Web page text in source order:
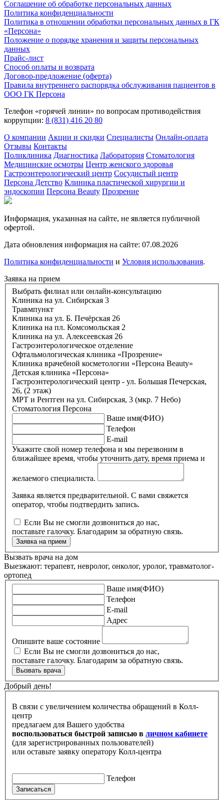
Соглашение об обработке персональных данных
Политика конфиденциальности
Политика в отношении обработки персональных данных в ГК
«Персона»
Положение о порядке хранения и защиты персональных
данных
Прайс-лист
Способ оплаты и возврата
Договор-предложение (оферта)
Правила внутреннего распорядка обслуживания пациентов в
ООО ГК Персона
Телефон «горячей линии» по вопросам противодействия
коррупции: 8 (831) 416 20 80
О компании Акции и скидки Специалисты Онлайн-оплата
Отзывы Контакты
Поликлиника Диагностика Лаборатория Стоматология
Медицинские осмотры Центр женского здоровья
Гастроэнтерологический центр Сосудистый центр
Персона Детство Клиника пластической хирургии и
эндоскопии Персона Beauty Прозрение
Информация, указанная на сайте, не является публичной
офертой.
Дата обновления информация на сайте: 07.08.2026
Политика конфиденциальности и Условия использования.
Заявка на прием
Выбрать филиал или онлайн-консультацию
Клиника на ул. Сибирская 3
Травмпункт
Клиника на ул. Б. Печёрская 26
Клиника на пл. Комсомольская 2
Клиника на ул. Алексеевская 26
Гастроэнтерологическое отделение
Офтальмологическая клиника «Прозрение»
Клиника врачебной косметологии «Персона Beauty»
Детская клиника «Персона»
Гастроэнтерологический центр - ул. Большая Печерская,
26, (2 этаж)
МРТ и Рентген на ул. Сибирская, 3 (мкр. 7 Небо)
Стоматология Персона
Ваше имя(ФИО)
Телефон
E-mail
Укажите свой номер телефона и мы перезвоним в
ближайшее время, чтобы уточнить дату, время приема и
желаемого специалиста.
Заявка является предварительной. С вами свяжется
оператор, чтобы подтвердить запись.
Если Вы не смогли дозвониться до нас,
поставьте галочку. Благодарим за обратную связь.
Заявка на прием
Вызвать врача на дом
Выезжают: терапевт, невролог, онколог, уролог, травматолог-
ортопед
Ваше имя(ФИО)
Телефон
E-mail
Адрес
Опишите ваше состояние
Если Вы не смогли дозвониться до нас,
поставьте галочку. Благодарим за обратную связь.
Вызвать врача
Добрый день!
В связи с увеличением количества обращений в Колл-
центр
предлагаем для Вашего удобства
воспользоваться быстрой записью в личном кабинете
(для зарегистрированных пользователей)
или оставьте заявку оператору Колл-центра
Телефон
Записаться